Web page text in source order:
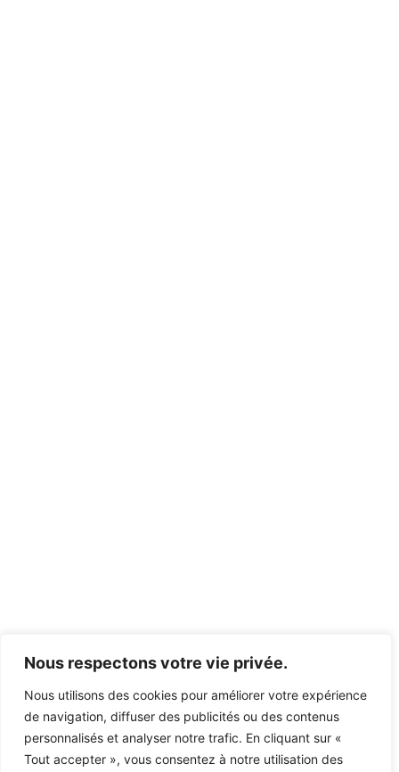
Nous respectons votre vie privée.
Nous utilisons des cookies pour améliorer votre expérience
de navigation, diffuser des publicités ou des contenus
personnalisés et analyser notre trafic. En cliquant sur «
Tout accepter », vous consentez à notre utilisation des